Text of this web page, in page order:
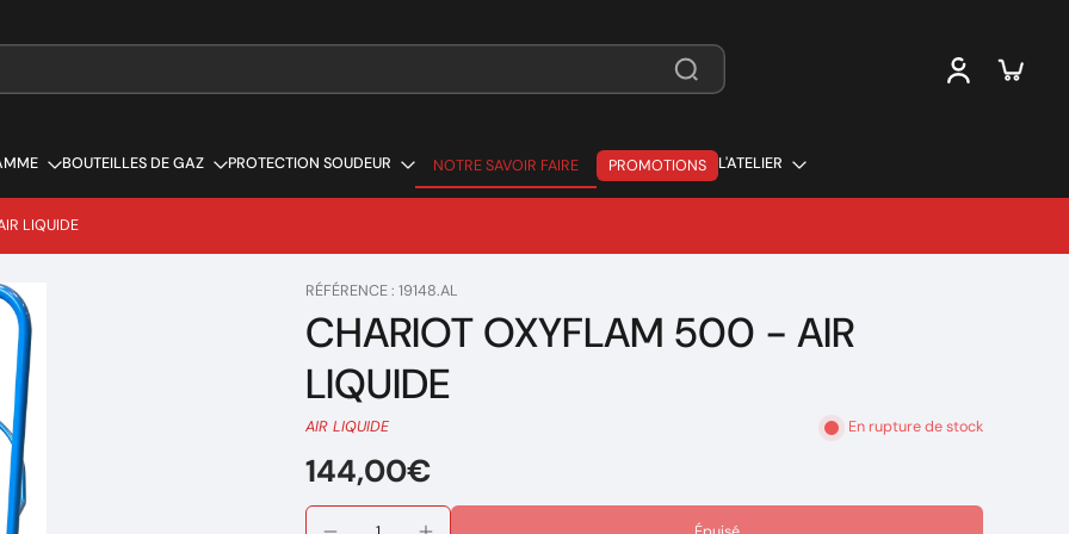
BOUTEILLES DE GAZ PROTECTION SOUDEUR
NOTRE SAVOIR FAIRE
NOTRE SAVOIR FAIRE
PROMOTIONS L'ATELIER
LIQUIDE
RÉFÉRENCE : 19148.AL
CHARIOT OXYFLAM 500 - AIR
LIQUIDE
AIR LIQUIDE En rupture de stock
144,00€